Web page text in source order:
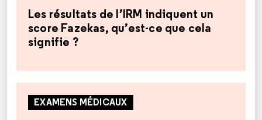
Les résultats de l’IRM indiquent un
score Fazekas, qu’est-ce que cela
signifie ?
EXAMENS MÉDICAUX